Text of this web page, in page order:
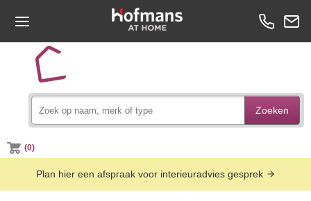
Zoeken
(0)
Plan hier een afspraak voor interieuradvies gesprek